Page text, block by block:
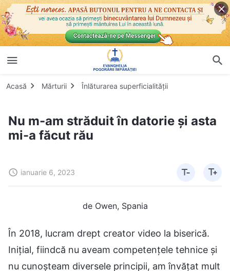
Acasă Mărturii Înlăturarea superficialității
Nu m-am străduit în datorie și asta
mi-a făcut rău
ianuarie 6, 2023
de Owen, Spania
În 2018, lucram drept creator video la biserică.
Inițial, fiindcă nu aveam competențele tehnice și
nu cunoșteam diversele principii, am învățat mult